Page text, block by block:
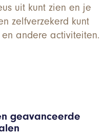
uit kunt zien en je
zelfverzekerd kunt
andere activiteiten.
geavanceerde